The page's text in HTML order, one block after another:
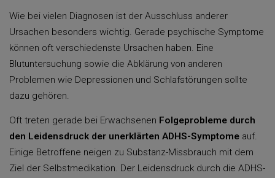
Wie bei vielen Diagnosen ist der Ausschluss anderer
Ursachen besonders wichtig. Gerade psychische Symptome
können oft verschiedenste Ursachen haben. Eine
Blutuntersuchung sowie die Abklärung von anderen
Problemen wie Depressionen und Schlafstörungen sollte
dazu gehören.
Oft treten gerade bei Erwachsenen Folgeprobleme durch
den Leidensdruck der unerklärten ADHS-Symptome auf.
Einige Betroffene neigen zu Substanz-Missbrauch mit dem
Ziel der Selbstmedikation. Der Leidensdruck durch die ADHS-